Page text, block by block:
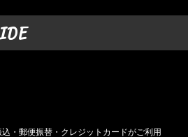
・郵便振替・クレジットカードがご利用